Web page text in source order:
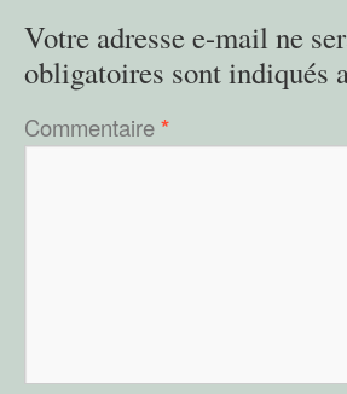
Votre adresse e-mail ne
obligatoires sont indiqués
Commentaire*